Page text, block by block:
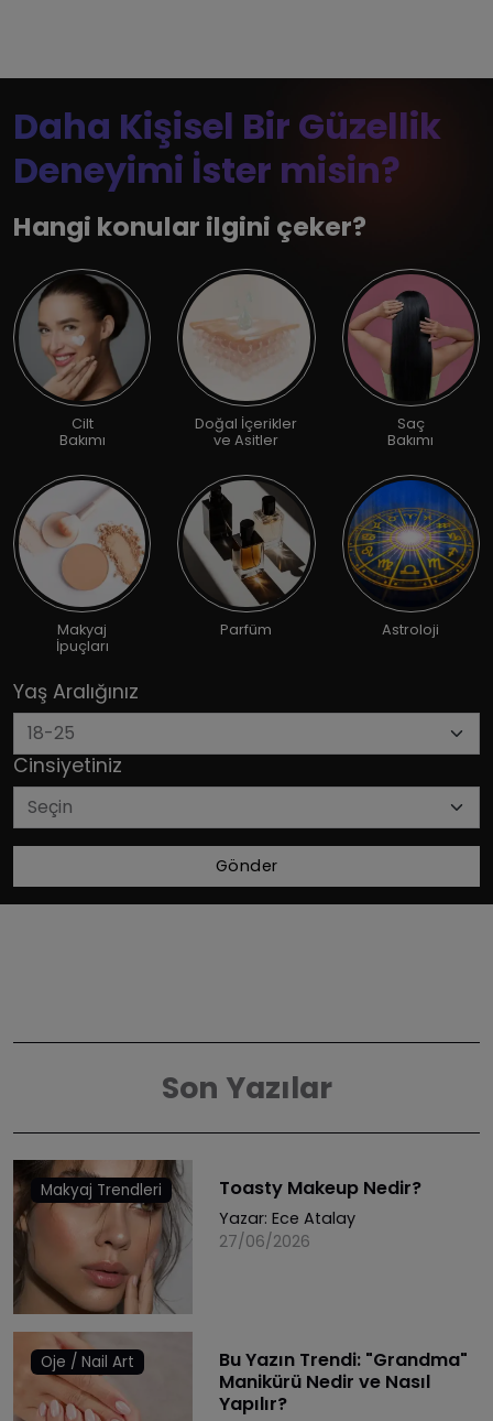
Daha Kişisel Bir Güzellik
Deneyimi İster misin?
Hangi konular ilgini çeker?
Cilt
Bakımı
Doğal İçerikler
ve Asitler
Saç
Bakımı
Makyaj
İpuçları
Parfüm Astroloji
Yaş Aralığınız
Cinsiyetiniz
Gönder
Son Yazılar
Makyaj Trendleri Toasty Makeup Nedir?
Yazar: Ece Atalay
27/06/2026
Oje / Nail Art
Bu Yazın Trendi: "Grandma"
Manikürü Nedir ve Nasıl
Yapılır?